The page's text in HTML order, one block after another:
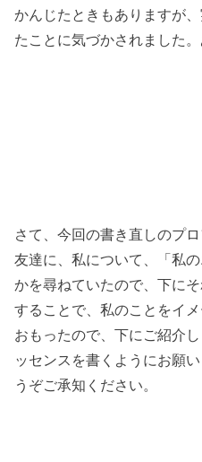
かんじたときもありますが
たことに気づかされました
さて、今回の書き直しのプ
友達に、私について、「私
かを尋ねていたので、下に
することで、私のことをイ
おもったので、下にご紹介
ッセンスを書くようにお願
うぞご承知ください。